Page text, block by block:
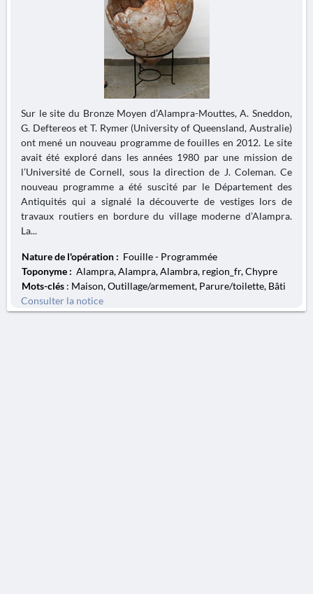
Sur le site du Bronze Moyen d’Alampra-Mouttes, A. Sneddon,
G. Deftereos et T. Rymer (University of Queensland, Australie)
ont mené un nouveau programme de fouilles en 2012. Le site
avait été exploré dans les années 1980 par une mission de
l’Université de Cornell, sous la direction de J. Coleman. Ce
nouveau programme a été suscité par le Département des
Antiquités qui a signalé la découverte de vestiges lors de
travaux routiers en bordure du village moderne d’Alampra.
La...
Nature de l'opération : Fouille - Programmée
Toponyme : Alampra, Alampra, Alambra, region_fr, Chypre
Mots-clés : Maison, Outillage/armement, Parure/toilette, Bâti
Consulter la notice